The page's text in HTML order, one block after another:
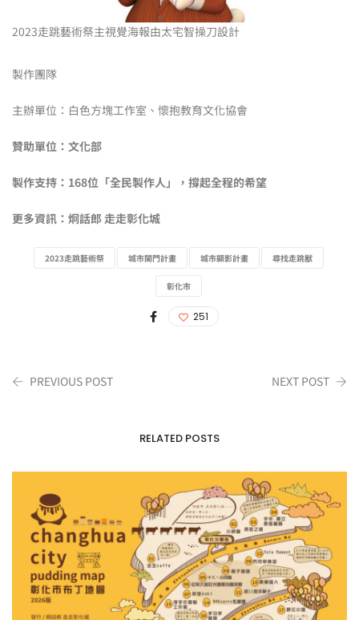
2023走跳藝術祭主視覺海報由太宅智操刀設計
製作團隊
主辦單位：白色方塊工作室、懷抱教育文化協會
贊助單位：文化部
製作支持：168位「全民製作人」，撐起全程的希望
更多資訊：炯話郎 走走彰化城
2023走跳藝術祭 城市開門計畫 城市顯影計畫 尋找走跳獸
彰化市
251
PREVIOUS POST NEXT POST
RELATED POSTS